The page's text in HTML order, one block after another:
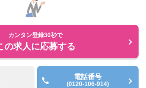
カンタン登録30秒で
の求人に応募する
電話番号
(0120-106-914)